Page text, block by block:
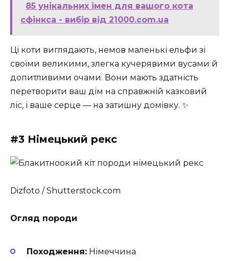
85 унікальних імен для вашого кота
сфінкса - вибір від 21000.com.ua
Ці коти виглядають, немов маленькі ельфи зі
своїми великими, злегка кучерявими вусами й
допитливими очами. Вони мають здатність
перетворити ваш дім на справжній казковий
ліс, і ваше серце — на затишну домівку. ✨
#3 Німецький рекс
Dizfoto / Shutterstock.com
Огляд породи
Походження: Німеччина